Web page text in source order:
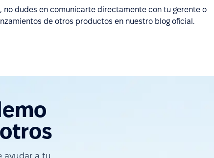
no dudes en comunicarte directamente con tu gerente o
de otros productos en nuestro blog oficial.
ayudar a tu